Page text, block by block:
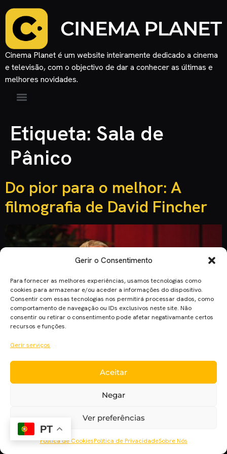
Gerir o Consentimento
Para fornecer as melhores experiências, usamos tecnologias como
cookies para armazenar e/ou aceder a informações do dispositivo.
Consentir com essas tecnologias nos permitirá processar dados, como
comportamento de navegação ou IDs exclusivos neste site. Não
consentir ou retirar o consentimento pode afetar negativamante certos
recursos e funções.
Gerir serviços
Aceitar
Negar
Ver preferências
Política de CookiesPolítica de PrivacidadeSobre Nós
Cinema Planet é um website inteiramente dedicado a cinema
e televisão, com o objectivo de dar a conhecer as últimas e
melhores novidades.
Etiqueta: Sala de
Pânico
Do pior para o melhor: A
filmografia de David Fincher
Um dos melhores realizadores da sua geração, David Fincher
mostrou, até então, que com o passar dos anos conseguiu
sempre modernizar-se, atingindo já o patamar de excelência.
pequenos vídeos no ano de 1984. Realizou o seu primeiro
filme só em 1992. Apesar de ter começado com […]
PT